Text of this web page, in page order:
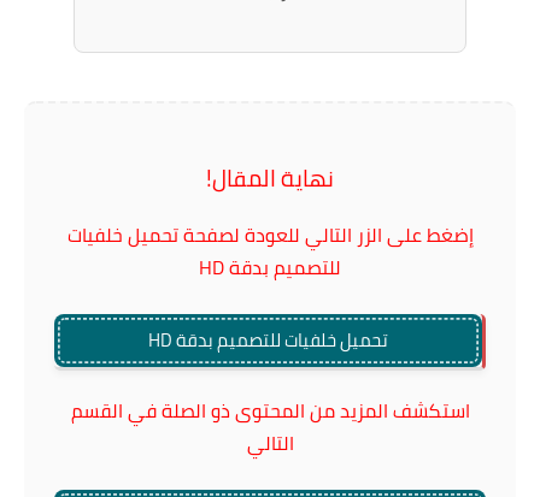
نهاية المقال!
إضغط على الزر التالي للعودة لصفحة تحميل خلفيات
للتصميم بدقة HD
تحميل خلفيات للتصميم بدقة HD
استكشف المزيد من المحتوى ذو الصلة في القسم
التالي